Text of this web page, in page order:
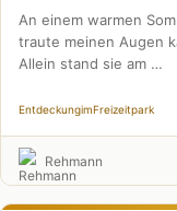
An einem warmen
traute meinen Augen
Allein stand sie am …
EntdeckungimFreizeitpark
Rehmann